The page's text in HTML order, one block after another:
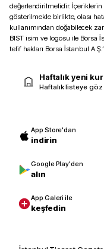
değerlendirilmelidir.
gösterilmekle birlikte, olası
kullanımından doğabilecek
BIST isim ve logosu ile Borsa
telif hakları Borsa İstanbul
Haftalık yeni
Haftalık listeye göz
App Store'dan
indirin
Google Play'den
alın
App Galeri ile
keşfedin